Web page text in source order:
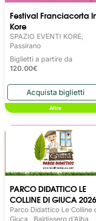
Festival Franciacorta
Kore
SPAZIO EVENTI KORE,
Passirano
Biglietti a partire da
120.00€
Altro
PARCO DIDATTICO LE
COLLINE DI GIUCA 2026
Parco Didattico Le Colline
Giuca , Baldissero d’Alba